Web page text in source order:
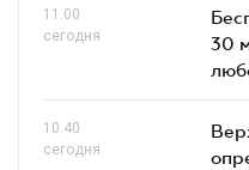
11.00
сегодня
30
10.40
сегодня